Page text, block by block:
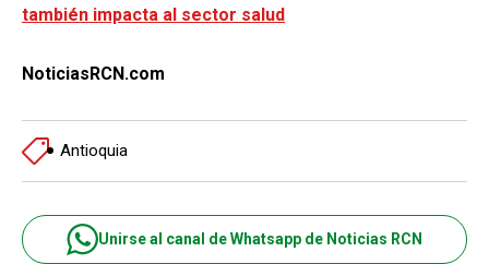
también impacta al sector salud
NoticiasRCN.com
Antioquia
Unirse al canal de Whatsapp de Noticias RCN